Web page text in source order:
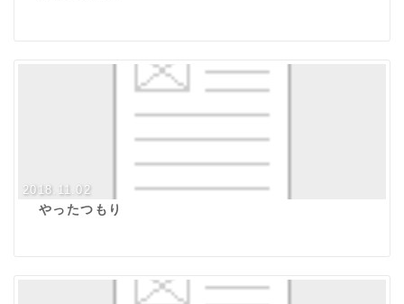
2018.11.02
やったつもり